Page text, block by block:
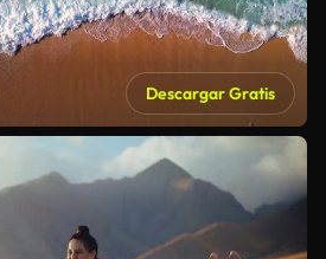
Descargar Gratis